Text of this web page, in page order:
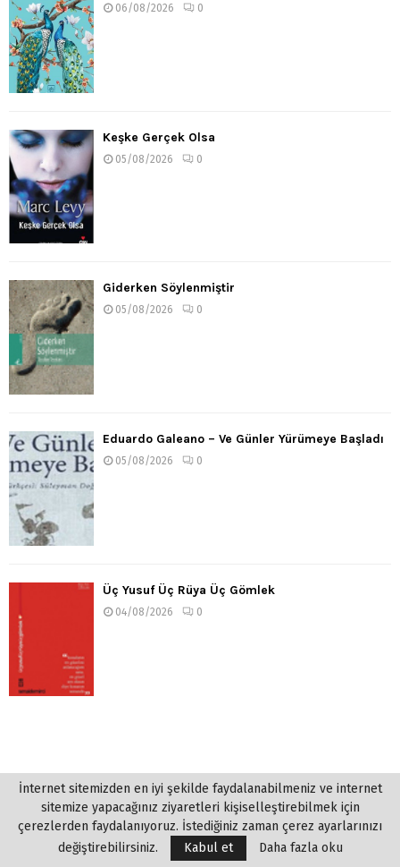
06/08/2026 0
Keşke Gerçek Olsa
05/08/2026 0
Giderken Söylenmiştir
05/08/2026 0
Eduardo Galeano – Ve Günler Yürümeye Başladı
05/08/2026 0
Üç Yusuf Üç Rüya Üç Gömlek
04/08/2026 0
İnternet sitemizden en iyi şekilde faydalanabilmeniz ve internet
sitemize yapacağınız ziyaretleri kişiselleştirebilmek için
çerezlerden faydalanıyoruz. İstediğiniz zaman çerez ayarlarınızı
değiştirebilirsiniz.
Kabul et Daha fazla oku